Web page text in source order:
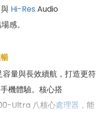
與 Hi-Res Audio
感。
容量與長效續航，打造更符
機體驗。核心搭
Ultra 八核心處理器 ，能